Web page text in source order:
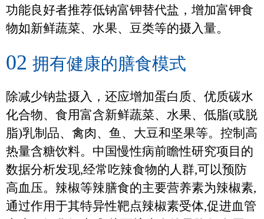
功能良好者推荐低钠富钾替代盐，增加富钾食
物如新鲜蔬菜、水果、豆类等的摄入量。
02 拥有健康的膳食模式
除减少钠盐摄入，还应增加蛋白质、优质碳水
化合物、食用富含新鲜蔬菜、水果、低脂(或脱
脂)乳制品、禽肉、鱼、大豆和坚果等。控制高
热量含糖饮料。中国慢性病前瞻性研究项目的
数据分析发现,经常吃辣食物的人群,可以预防
高血压。辣椒等辣膳食的主要营养素为辣椒素,
通过作用于其特异性靶点辣椒素受体,促进血管